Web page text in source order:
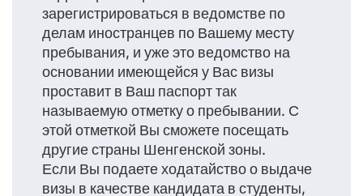
зарегистрироваться в ведомстве по
делам иностранцев по Вашему месту
пребывания, и уже это ведомство на
основании имеющейся у Вас визы
проставит в Ваш паспорт так
называемую отметку о пребывании. С
этой отметкой Вы сможете посещать
другие страны Шенгенской зоны.
Если Вы подаете ходатайство о выдаче
визы в качестве кандидата в студенты,